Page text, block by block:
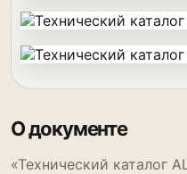
О документе
«Технический каталог